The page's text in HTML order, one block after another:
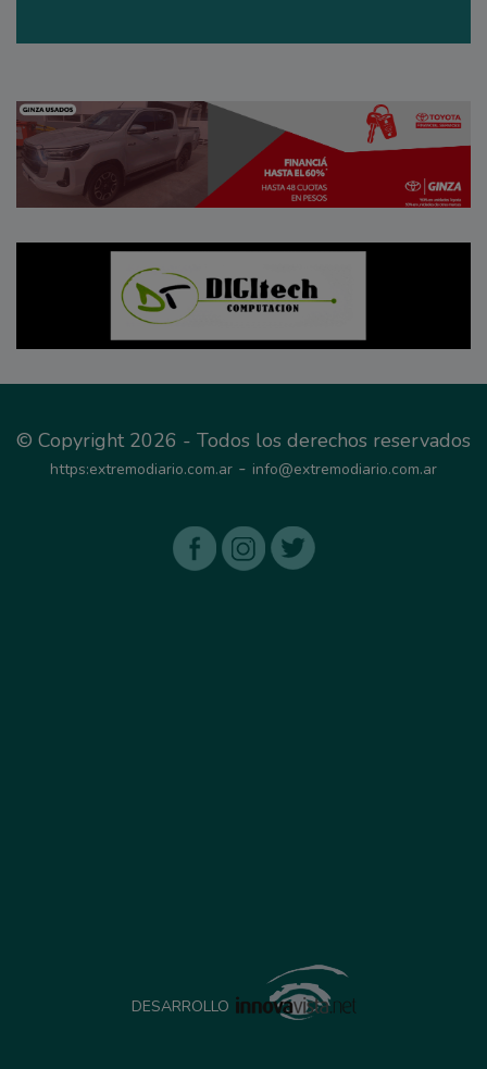
© Copyright 2026 - Todos los derechos reservados
https:extremodiario.com.ar - info@extremodiario.com.ar
DESARROLLO